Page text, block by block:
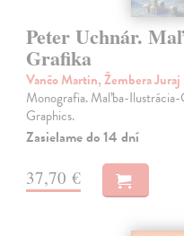
Peter Uchnár.
Grafika
Vančo Martin, Žembera Juraj
Monografia. Maľba-
Graphics.
Zasielame do 14 dní
37,70 €